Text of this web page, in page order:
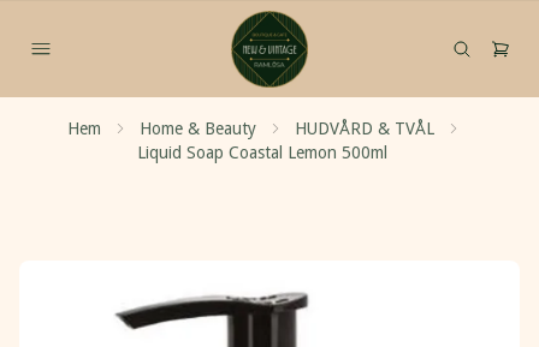
Hem Home & Beauty
HUDVÅRD & TVÅL
Liquid Soap Coastal Lemon 500ml